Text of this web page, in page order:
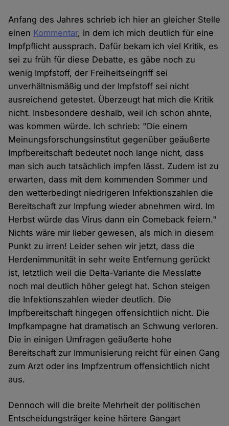
Anfang des Jahres schrieb ich hier an gleicher Stelle
einen Kommentar, in dem ich mich deutlich für eine
Impfpflicht aussprach. Dafür bekam ich viel Kritik, es
sei zu früh für diese Debatte, es gäbe noch zu
wenig Impfstoff, der Freiheitseingriff sei
unverhältnismäßig und der Impfstoff sei nicht
ausreichend getestet. Überzeugt hat mich die Kritik
nicht. Insbesondere deshalb, weil ich schon ahnte,
was kommen würde. Ich schrieb: "Die einem
Meinungsforschungsinstitut gegenüber geäußerte
Impfbereitschaft bedeutet noch lange nicht, dass
man sich auch tatsächlich impfen lässt. Zudem ist zu
erwarten, dass mit dem kommenden Sommer und
den wetterbedingt niedrigeren Infektionszahlen die
Bereitschaft zur Impfung wieder abnehmen wird. Im
Herbst würde das Virus dann ein Comeback feiern."
Nichts wäre mir lieber gewesen, als mich in diesem
Punkt zu irren! Leider sehen wir jetzt, dass die
Herdenimmunität in sehr weite Entfernung gerückt
ist, letztlich weil die Delta-Variante die Messlatte
noch mal deutlich höher gelegt hat. Schon steigen
die Infektionszahlen wieder deutlich. Die
Impfbereitschaft hingegen offensichtlich nicht. Die
Impfkampagne hat dramatisch an Schwung verloren.
Die in einigen Umfragen geäußerte hohe
Bereitschaft zur Immunisierung reicht für einen Gang
zum Arzt oder ins Impfzentrum offensichtlich nicht
aus.
Dennoch will die breite Mehrheit der politischen
Entscheidungsträger keine härtere Gangart